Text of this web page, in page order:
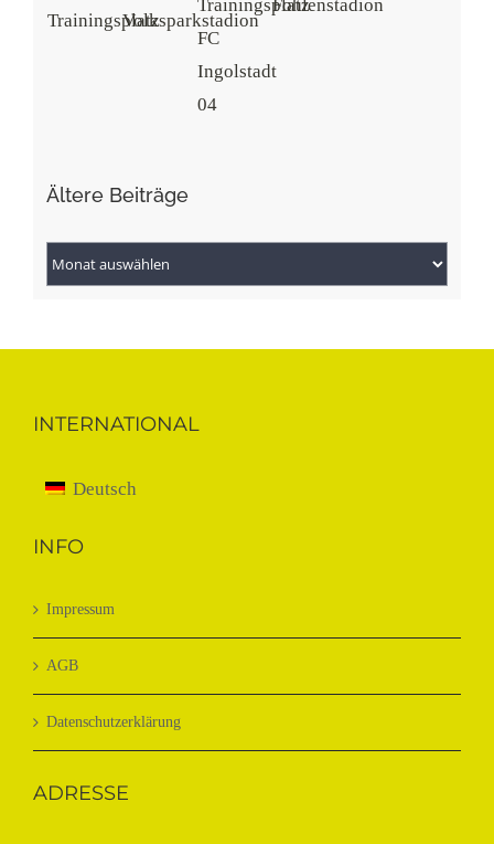
Ältere Beiträge
Ältere
Beiträge
INTERNATIONAL
Deutsch
INFO
Impressum
AGB
Datenschutzerklärung
ADRESSE